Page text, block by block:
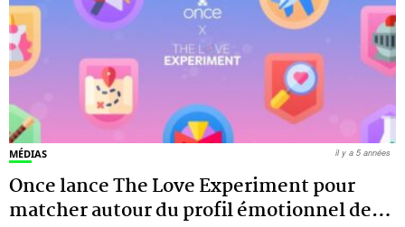
MÉDIAS
Once lance The Love Experiment pour
matcher autour du profil émotionnel de…
il y a 5 années